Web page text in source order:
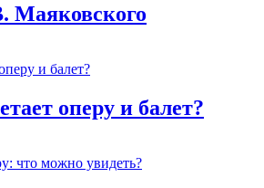
Маяковского
оперу и балет?